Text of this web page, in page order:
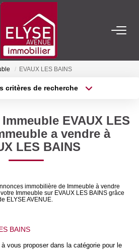
ACHETER
GÉRER
Sommes-Nous
Nos Actualités
EVAUX LES BAINS
critères de recherche
Surface min
EVAUX LES
a vendre à
LES BAINS
immobilière de Immeuble à vendre
Immeuble sur EVAUX LES BAINS grâce
ELYSE AVENUE.
BAINS
vous proposer dans la catégorie pour le